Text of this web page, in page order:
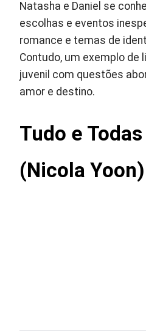
Natasha e Daniel se
escolhas e eventos
romance e temas de
Contudo, um exemplo de
juvenil com questões
amor e destino.
Tudo e
(Nicola Yoon)